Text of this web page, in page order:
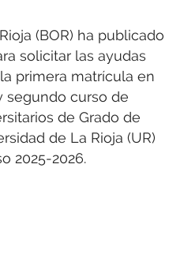
(BOR) ha publicado
solicitar las ayudas
primera matrícula en
segundo curso de
de Grado de
de La Rioja (UR)
2025-2026.